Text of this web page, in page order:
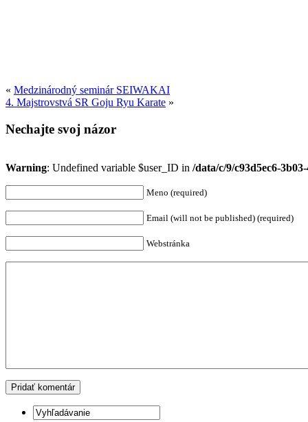
« Medzinárodný seminár SEIWAKAI
4. Majstrovstvá SR Goju Ryu Karate »
Nechajte svoj názor
Warning: Undefined variable $user_ID in /data/c/9/c93d5ec6-
Meno (required)
Email (will not be published) (required)
Webstránka